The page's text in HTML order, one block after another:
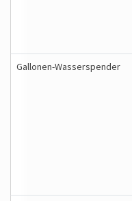
Gallonen-Wasserspender